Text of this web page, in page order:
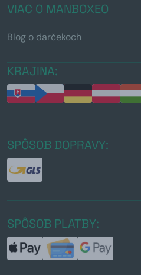
VIAC O MANBOXEO
Blog o darčekoch
KRAJINA:
SPÔSOB DOPRAVY:
SPÔSOB PLATBY: